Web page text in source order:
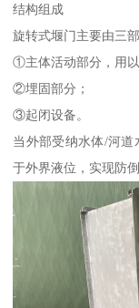
结构组成
旋转式堰门主要由三
①主体活动部分，用
②埋固部分；
③起闭设备。
当外部受纳水体/河道
于外界液位，实现防倒